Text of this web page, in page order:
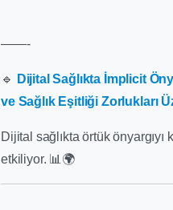
——-
🔹
Dijital Sağlıkta İmplicit
ve Sağlık Eşitliği Zorlukları
Dijital sağlıkta örtük önyargıyı
etkiliyor. 📊🌍